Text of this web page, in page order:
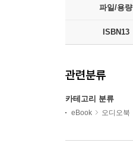
파일/용량
ISBN13
관련분류
카테고리 분류
eBook 오디오북